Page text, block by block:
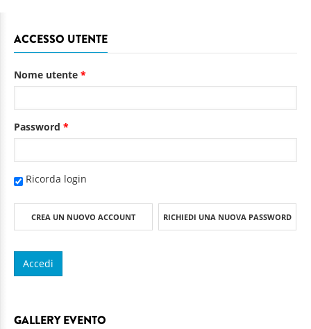
ACCESSO UTENTE
Nome utente *
Password *
Ricorda login
CREA UN NUOVO ACCOUNT RICHIEDI UNA NUOVA PASSWORD
GALLERY EVENTO